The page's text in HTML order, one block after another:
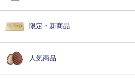
限定・新商品
人気商品